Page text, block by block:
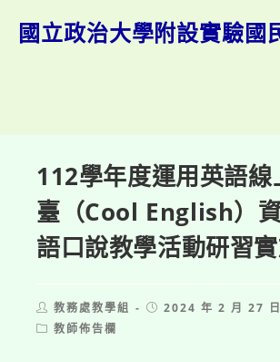
國立政治大學附設實驗國
112學年度運用英語線
臺（Cool English）
語口說教學活動研習
Post
author:
教務處教學組
Post2024 年 2 月 27 日
Post教師佈告欄